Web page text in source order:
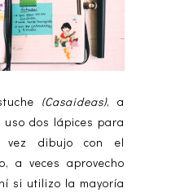
(Casaideas), a
dos lápices para
dibujo con el
a veces aprovecho
si utilizo la mayoría